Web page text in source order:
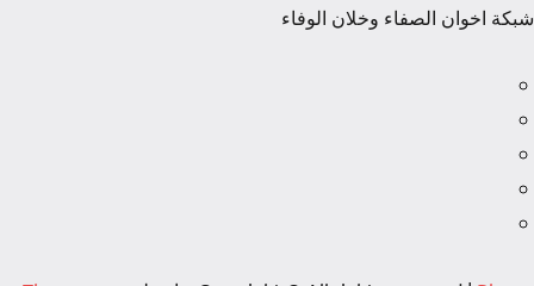
شبكة اخوان الصفاء وخلان الوفاء